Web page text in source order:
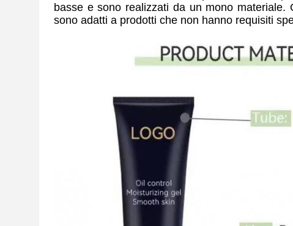
basse e sono realizzati da un mono
sono adatti a prodotti che non hanno requisiti